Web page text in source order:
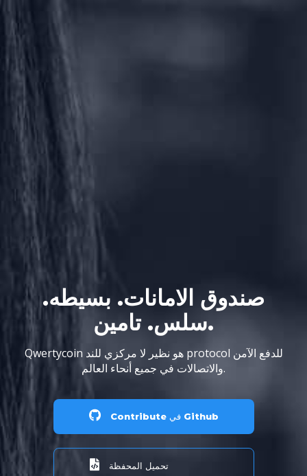
صندوق الامانات. بسيطه.
سلس. تامين.
Qwertycoin هو نظير لا مركزي للند protocol للدفع الآمن
والاتصالات في جميع أنحاء العالم.
Contribute في Github
تحميل المحفظة